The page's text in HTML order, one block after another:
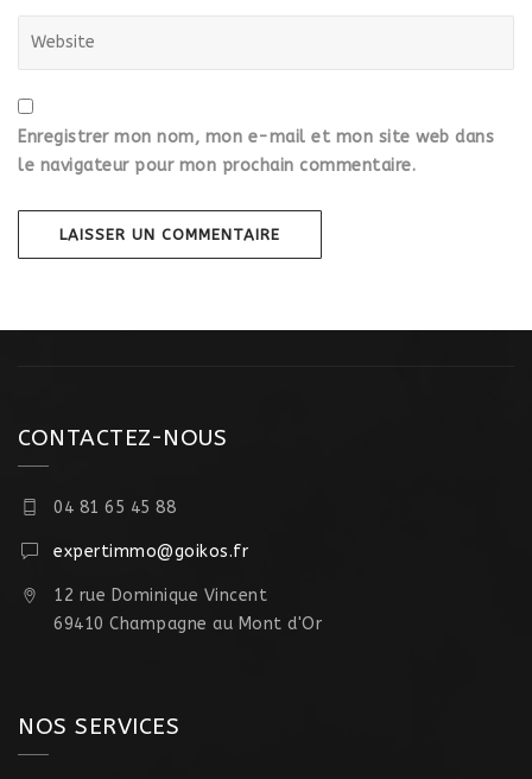
Enregistrer mon nom, mon e-mail et mon site web dans
le navigateur pour mon prochain commentaire.
CONTACTEZ-NOUS
04 81 65 45 88
expertimmo@goikos.fr
12 rue Dominique Vincent
69410 Champagne au Mont d'Or
NOS SERVICES